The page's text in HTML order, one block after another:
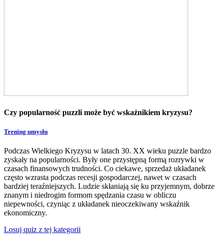
Czy popularność puzzli może być wskaźnikiem kryzysu?
Trening umysłu
Podczas Wielkiego Kryzysu w latach 30. XX wieku puzzle bardzo
zyskały na popularności. Były one przystępną formą rozrywki w
czasach finansowych trudności. Co ciekawe, sprzedaż układanek
często wzrasta podczas recesji gospodarczej, nawet w czasach
bardziej teraźniejszych. Ludzie skłaniają się ku przyjemnym, dobrze
znanym i niedrogim formom spędzania czasu w obliczu
niepewności, czyniąc z układanek nieoczekiwany wskaźnik
ekonomiczny.
Losuj quiz z tej kategorii